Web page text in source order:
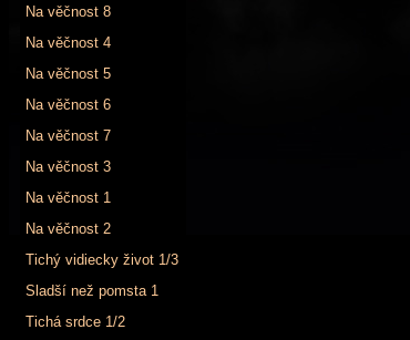
Na věčnost 8
Na věčnost 4
Na věčnost 5
Na věčnost 6
Na věčnost 7
Na věčnost 3
Na věčnost 1
Na věčnost 2
Tichý vidiecky život 1/3
Sladší než pomsta 1
Tichá srdce 1/2